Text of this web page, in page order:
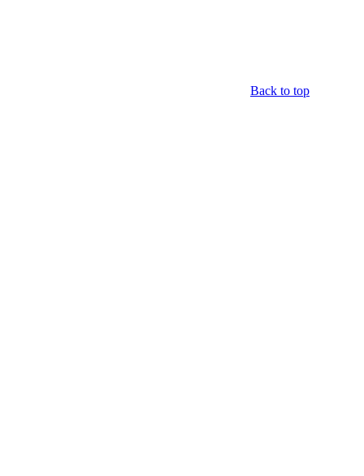
Back to top